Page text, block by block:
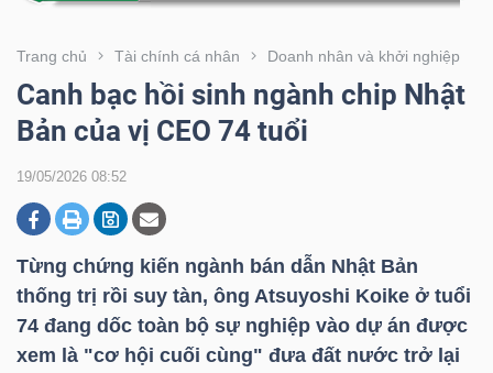
Trang chủ Tài chính cá nhân Doanh nhân và khởi nghiệp
Canh bạc hồi sinh ngành chip Nhật
Bản của vị CEO 74 tuổi
19/05/2026 08:52
Từng chứng kiến ngành bán dẫn Nhật Bản
thống trị rồi suy tàn, ông Atsuyoshi Koike ở tuổi
74 đang dốc toàn bộ sự nghiệp vào dự án được
xem là "cơ hội cuối cùng" đưa đất nước trở lại
VIETSTOCK
CHỨNG
DOANH
NGHIỆP